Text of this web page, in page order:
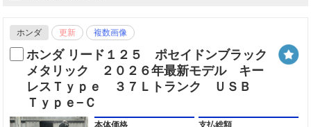
ホンダ 更新 複数画像
ホンダ リード１２５ ポセイドンブラック
メタリック ２０２６年最新モデル キー
レスＴｙｐｅ ３７Ｌトランク ＵＳＢ
Ｔｙｐｅ−Ｃ
本体価格 支払総額